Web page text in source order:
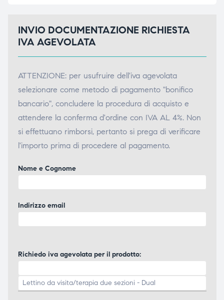
INVIO DOCUMENTAZIONE RICHIESTA
IVA AGEVOLATA
ATTENZIONE: per usufruire dell'iva agevolata
selezionare come metodo di pagamento "bonifico
bancario", concludere la procedura di acquisto e
attendere la conferma d'ordine con IVA AL 4%. Non
si effettuano rimborsi, pertanto si prega di verificare
l'importo prima di procedere al pagamento.
Nome e Cognome
Indirizzo email
Richiedo iva agevolata per il prodotto: